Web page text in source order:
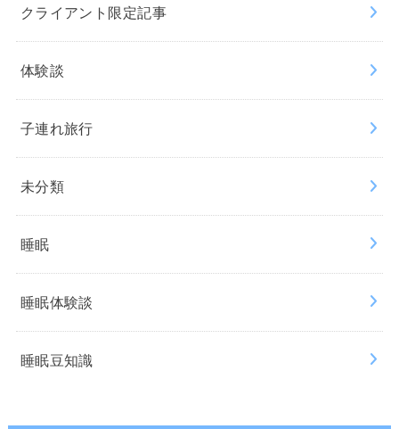
クライアント限定記事
体験談
子連れ旅行
未分類
睡眠
睡眠体験談
睡眠豆知識